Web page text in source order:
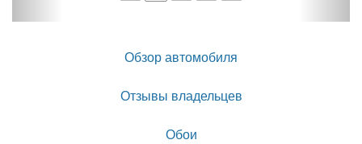
Обзор автомобиля
Отзывы владельцев
Обои